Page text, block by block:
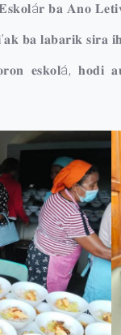
𝐛𝐚 𝐀𝐧𝐨
𝐛𝐚 𝐥𝐚𝐛𝐚𝐫𝐢𝐤 𝐬𝐢𝐫𝐚
𝐞𝐬𝐤𝐨𝐥á,